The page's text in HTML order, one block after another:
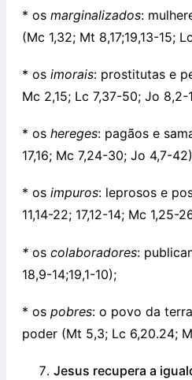
* os marginalizados:
(Mc 1,32; Mt 8,17;19,13-15;
* os imorais: prostitutas e
Mc 2,15; Lc 7,37-50; Jo 8,2-
* os hereges: pagãos e
17,16; Mc 7,24-30; Jo 4,7-
* os impuros: leprosos e
11,14-22; 17,12-14; Mc 1,25-
* os colaboradores:
18,9-14;19,1-10);
* os pobres: o povo da
poder (Mt 5,3; Lc 6,­20.­24;
Jesus recupera a